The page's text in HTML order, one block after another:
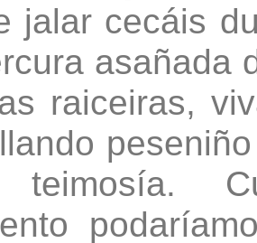
jalar cecáis
asañada
raiceiras,
teimosía.